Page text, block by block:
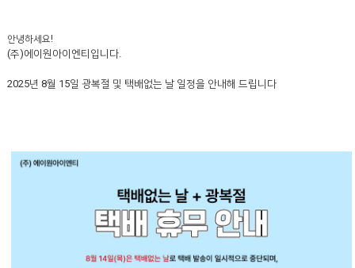
안녕하세요!
(주)에이원아이엔티입니다.
2025년 8월 15일 광복절 및 택배없는 날 일정을 안내해 드립니다